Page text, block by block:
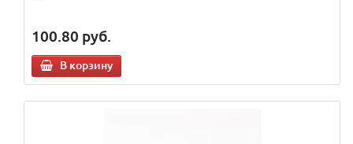
100.80 руб.
В корзину